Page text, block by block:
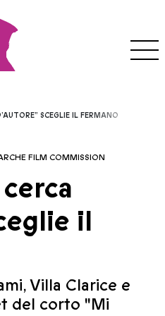
SCEGLIE IL FERMANO
FILM COMMISSION
il
Villa Clarice e
del corto "Mi